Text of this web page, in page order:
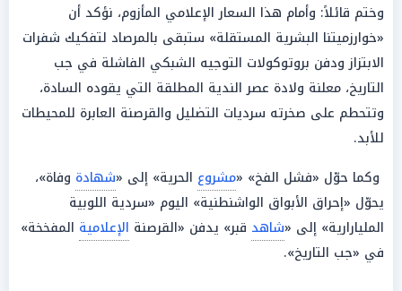
وختم قائلاً: وأمام هذا السعار الإعلامي المأزوم، نؤكد أن
«خوارزميتنا البشرية المستقلة» ستبقى بالمرصاد لتفكيك شفرات
الابتزاز ودفن بروتوكولات التوجيه الشبكي الفاشلة في جب
التاريخ، معلنة ولادة عصر الندية المطلقة التي يقوده السادة،
وتتحطم على صخرته سرديات التضليل والقرصنة العابرة للمحيطات
للأبد.
وكما حوّل «فشل الفخ» «مشروع الحرية» إلى «شهادة وفاة»،
يحوّل «إحراق الأبواق الواشنطنية» اليوم «سردية اللوبية
المليارارية» إلى «شاهد قبر» يدفن «القرصنة الإعلامية المفخخة»
في «جب التاريخ».